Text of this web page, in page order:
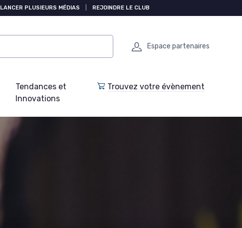
LANCER PLUSIEURS MÉDIAS REJOINDRE LE CLUB
Espace partenaires
Tendances et
Innovations
Trouvez votre évènement